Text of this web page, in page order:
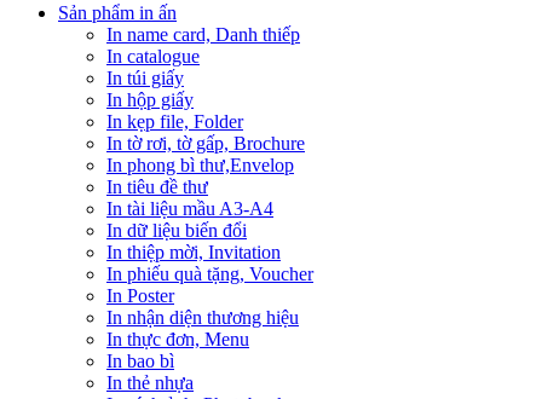
Sản phẩm in ấn
In name card, Danh thiếp
In catalogue
In túi giấy
In hộp giấy
In kẹp file, Folder
In tờ rơi, tờ gấp, Brochure
In phong bì thư,Envelop
In tiêu đề thư
In tài liệu mầu A3-A4
In dữ liệu biến đổi
In thiệp mời, Invitation
In phiếu quà tặng, Voucher
In Poster
In nhận diện thương hiệu
In thực đơn, Menu
In bao bì
In thẻ nhựa